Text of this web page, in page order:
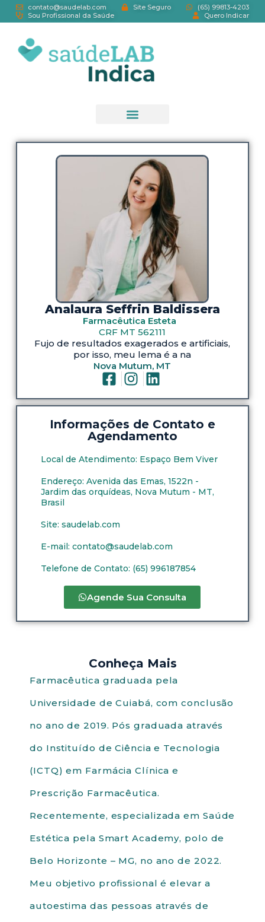
contato@saudelab.com Site Seguro
(65) 99813-4203
Sou Profissional da Saúde
Quero Indicar
Analaura Seffrin Baldissera
Farmacêutica Esteta
CRF MT 562111
Fujo de resultados exagerados e artificiais,
por isso, meu lema é a na
Nova Mutum, MT
Informações de Contato e
Agendamento
Local de Atendimento: Espaço Bem Viver
Endereço: Avenida das Emas, 1522n -
Jardim das orquídeas, Nova Mutum - MT,
Brasil
Site: saudelab.com
E-mail: contato@saudelab.com
Telefone de Contato: (65) 996187854
Agende Sua Consulta
Conheça Mais
Farmacêutica graduada pela
Universidade de Cuiabá, com conclusão
no ano de 2019. Pós graduada através
do Instituído de Ciência e Tecnologia
(ICTQ) em Farmácia Clínica e
Prescrição Farmacêutica.
Recentemente, especializada em Saúde
Estética pela Smart Academy, polo de
Belo Horizonte – MG, no ano de 2022.
Meu objetivo profissional é elevar a
autoestima das pessoas através de